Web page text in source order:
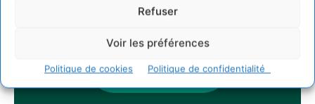
Refuser
Voir les préférences
Politique de cookies Politique de confidentialité